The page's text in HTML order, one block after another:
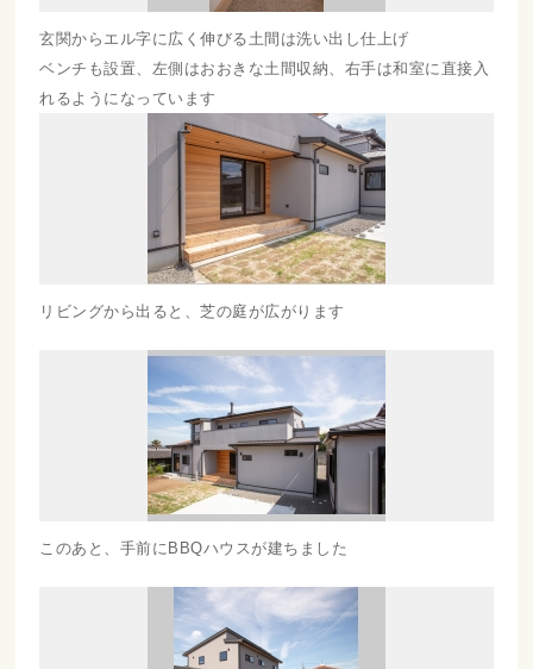
玄関からエル字に広く伸びる土間は洗い出し仕上げ
ベンチも設置、左側はおおきな土間収納、右手は和室に直接入
れるようになっています
リビングから出ると、芝の庭が広がります
このあと、手前にBBQハウスが建ちました